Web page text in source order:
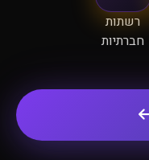
רשתות
חברתיות